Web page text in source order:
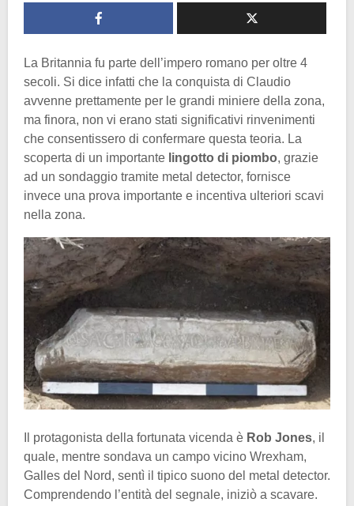
La Britannia fu parte dell’impero romano per oltre 4
secoli. Si dice infatti che la conquista di Claudio
avvenne prettamente per le grandi miniere della zona,
ma finora, non vi erano stati significativi rinvenimenti
che consentissero di confermare questa teoria. La
scoperta di un importante lingotto di piombo, grazie
ad un sondaggio tramite metal detector, fornisce
invece una prova importante e incentiva ulteriori scavi
nella zona.
Il protagonista della fortunata vicenda è Rob Jones, il
quale, mentre sondava un campo vicino Wrexham,
Galles del Nord, sentì il tipico suono del metal detector.
Comprendendo l’entità del segnale, iniziò a scavare.